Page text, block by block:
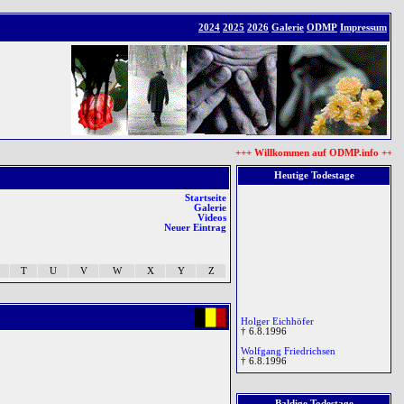
2024 2025 2026 Galerie ODMP Impressum
+++ Willkommen auf ODMP.info +++
Startseite
Galerie
Videos
Neuer Eintrag
T U V W X Y Z
Heutige Todestage
Holger Eichhöfer
† 6.8.1996
Wolfgang Friedrichsen
† 6.8.1996